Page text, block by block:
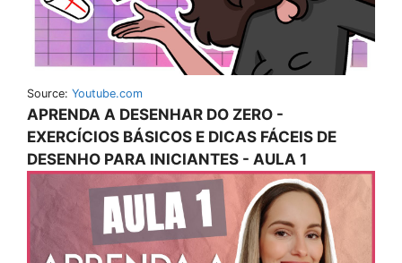
Source: Youtube.com
APRENDA A DESENHAR DO ZERO -
EXERCÍCIOS BÁSICOS E DICAS FÁCEIS DE
DESENHO PARA INICIANTES - AULA 1